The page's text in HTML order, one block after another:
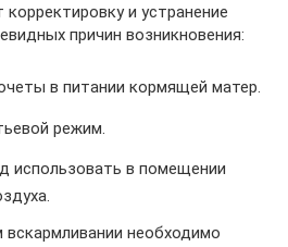
и устранение
причин возникновения:
в питании кормящей матер.
режим.
использовать в помещении
необходимо